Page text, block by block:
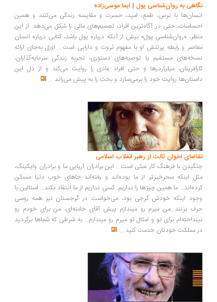
به روان‌شناسی پول | ایما موسی‌زاده
با ترس، طمع، امید، حسرت و مقایسه زندگی می‌کنند و همین
حتی در آگاه‌ترین افراد، تصمیم‌های مالی را شکل می‌دهد. از این
«روان‌شناسی پول» بیش از آنکه درباره پول باشد، کتابی درباره انسان
و رابطه پرتنش او با مفهوم ثروت و دارایی است... اوزل به‌جای ارائه
مستقیم یا توصیه‌های دستوری، تجربه زندگی سرمایه‌گذاران،
میلیاردرها و حتی افراد عادی را روایت می‌کند و از دل این
روایت خود را برمی‌سازد و بحث را به پیش می‌راند ...
اخوان ثالث از رهبر انقلاب اسلامی
با فرهنگ کار عبثی است... این برادران آریایی ما و برادران وایکینگ،
اینکه سحرخیزتر از ما بوده‌اند و رفته‌اند جاهای خوب دنیا مسکن
ما همین چیزها را نداریم. کسی نداریم از ما انتقاد بکند... استالین با
اینکه خودش گرجی بود، می‌خواست در گرجستان نیز همه روسی
بزنند...من میرم رو میندازم پیش آقای خامنه‌ای، من برای خودم رو
برای تو و امثال تو میرم رو میندازم... به شرطی که شماها برگردید
مملکت خودتان خدمت کنید...